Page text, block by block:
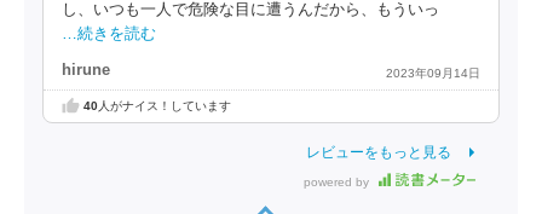
し、いつも一人で危険な目に遭うんだから、もういっ
…続きを読む
hirune 2023年09月14日
40人がナイス！しています
レビューをもっと見る
powered by